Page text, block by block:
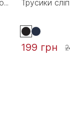
Трусики
199 грн